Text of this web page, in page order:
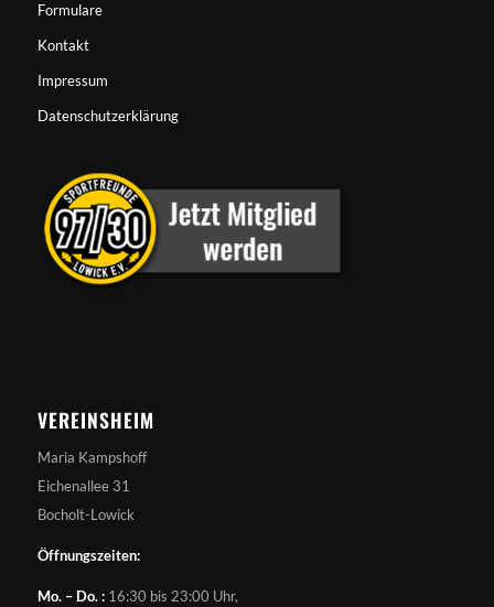
Formulare
Kontakt
Impressum
Datenschutzerklärung
VEREINSHEIM
Maria Kampshoff
Eichenallee 31
Bocholt-Lowick
Öffnungszeiten:
Mo. – Do. :16:30 bis 23:00 Uhr,